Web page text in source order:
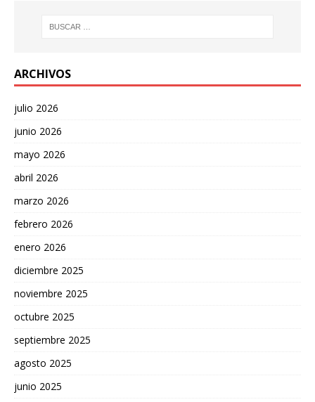
ARCHIVOS
julio 2026
junio 2026
mayo 2026
abril 2026
marzo 2026
febrero 2026
enero 2026
diciembre 2025
noviembre 2025
octubre 2025
septiembre 2025
agosto 2025
junio 2025